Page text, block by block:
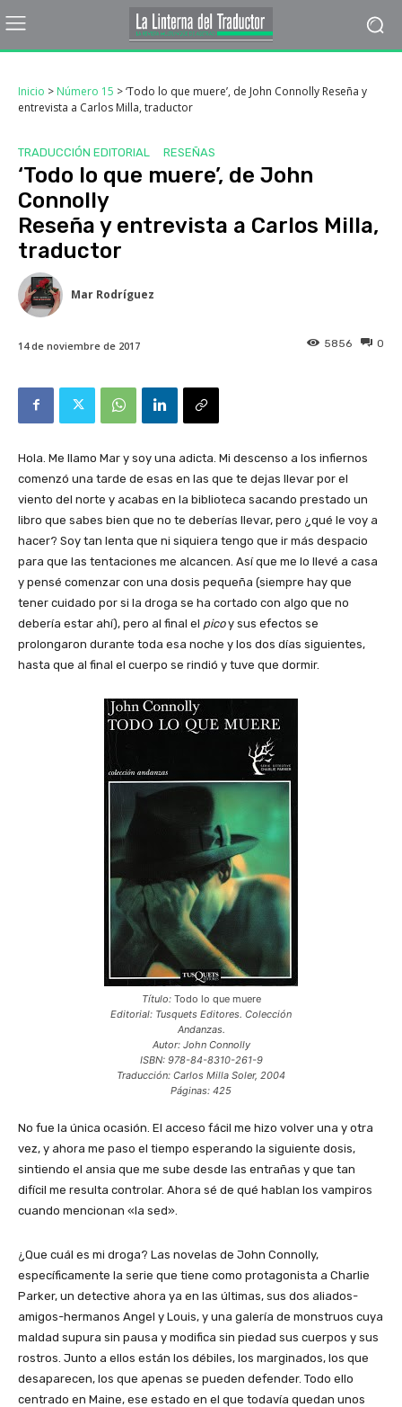
Inicio > Número 15 >‘Todo lo que muere’, de John Connolly Reseña y
entrevista a Carlos Milla, traductor
TRADUCCIÓN EDITORIAL RESEÑAS
‘Todo lo que muere’, de John
Connolly
Reseña y entrevista a Carlos Milla,
traductor
Mar Rodríguez
14 de noviembre de 2017 0
5856
Hola. Me llamo Mar y soy una adicta. Mi descenso a los infiernos
comenzó una tarde de esas en las que te dejas llevar por el
viento del norte y acabas en la biblioteca sacando prestado un
libro que sabes bien que no te deberías llevar, pero ¿qué le voy a
hacer? Soy tan lenta que ni siquiera tengo que ir más despacio
para que las tentaciones me alcancen. Así que me lo llevé a casa
y pensé comenzar con una dosis pequeña (siempre hay que
tener cuidado por si la droga se ha cortado con algo que no
debería estar ahí), pero al final el picoy sus efectos se
prolongaron durante toda esa noche y los dos días siguientes,
hasta que al final el cuerpo se rindió y tuve que dormir.
Título: Todo lo que muere
Editorial: Tusquets Editores. Colección
Andanzas.
Autor: John Connolly
ISBN: 978-84-8310-261-9
Traducción: Carlos Milla Soler, 2004
Páginas: 425
No fue la única ocasión. El acceso fácil me hizo volver una y otra
vez, y ahora me paso el tiempo esperando la siguiente dosis,
sintiendo el ansia que me sube desde las entrañas y que tan
difícil me resulta controlar. Ahora sé de qué hablan los vampiros
cuando mencionan «la sed».
¿Que cuál es mi droga? Las novelas de John Connolly,
específicamente la serie que tiene como protagonista a Charlie
Parker, un detective ahora ya en las últimas, sus dos aliados-
amigos-hermanos Angel y Louis, y una galería de monstruos cuya
maldad supura sin pausa y modifica sin piedad sus cuerpos y sus
rostros. Junto a ellos están los débiles, los marginados, los que
desaparecen, los que apenas se pueden defender. Todo ello
centrado en Maine, ese estado en el que todavía quedan unos